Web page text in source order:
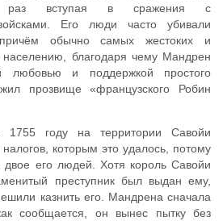
раз вступая в сражения с
Его люди часто убивали
обычно самых жестоких и
населению, благодаря чему Мандрен
любовью и поддержкой простого
прозвище «французского Робин
году на территории Савойи
которым это удалось, потому
его людей. Хотя король Савойи
преступник был выдан ему,
казнить его. Мандрена сначала
сообщается, он вынес пытку без